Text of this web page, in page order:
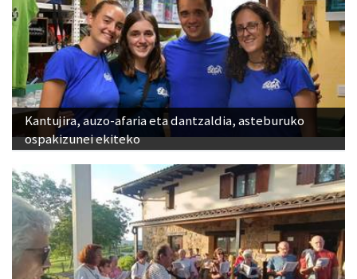
Kantujira, auzo-afaria eta dantzaldia, asteburuko
ospakizunei ekiteko